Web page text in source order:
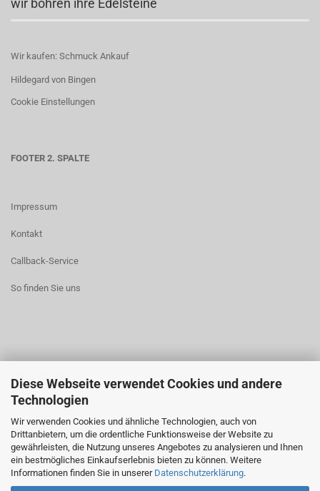
Diese Webseite verwendet Cookies und andere
Technologien
Wir verwenden Cookies und ähnliche Technologien, auch von
Drittanbietern, um die ordentliche Funktionsweise der Website zu
gewährleisten, die Nutzung unseres Angebotes zu analysieren und Ihnen
ein bestmögliches Einkaufserlebnis bieten zu können. Weitere
Informationen finden Sie in unserer Datenschutzerklärung.
wir bohren ihre Edelsteine
Wir kaufen: Schmuck Ankauf
Hildegard von Bingen
Cookie Einstellungen
FOOTER 2. SPALTE
Impressum
Kontakt
Callback-Service
So finden Sie uns
Zahlungsarten
Widerrufsrecht
AGB